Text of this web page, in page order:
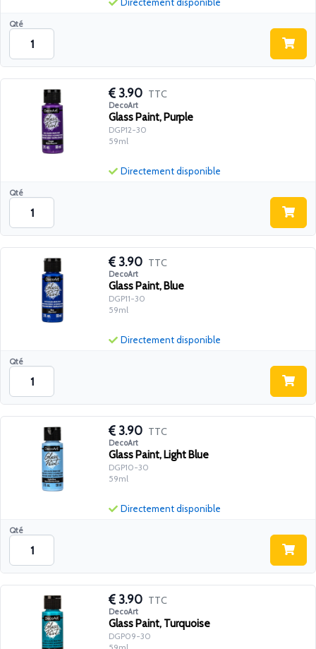
Qté
3.90 TTC
DecoArt
Glass Paint, Purple
DGP12-30
59ml
Qté
Directement disponible
3.90 TTC
DecoArt
Glass Paint, Blue
DGP11-30
59ml
Qté
Directement disponible
3.90 TTC
DecoArt
Glass Paint, Light Blue
DGP10-30
59ml
Qté
Directement disponible
3.90 TTC
DecoArt
Glass Paint, Turquoise
DGP09-30